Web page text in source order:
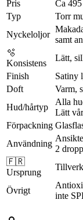
Pris
Ca
Typ
Torr
Nyckeloljor
samt
🫧
Konsistens
Lätt,
Finish
Satiny
Doft
Varm,
Hud/hårtyp
Alla
Lätt
Förpackning
Användning
2
🇫🇷
Ursprung
Övrigt
inte